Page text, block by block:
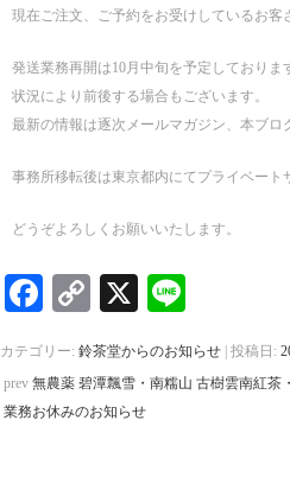
現在ご注文、ご予約をお受けしているお客
発送業務再開は10月中旬を予定しており
状況により前後する場合もございます。
最新の情報は逐次メールマガジン、本ブロ
事務所移転後は東京都内にてプライベート
どうぞよろしくお願いいたします。
Facebook
Copy
X
カテゴリー: 鈴茶堂からのお知らせ| 投稿日:
prev 無農薬 碧潭飄雪・南糯山 古樹雲南紅茶
業務お休みのお知らせ